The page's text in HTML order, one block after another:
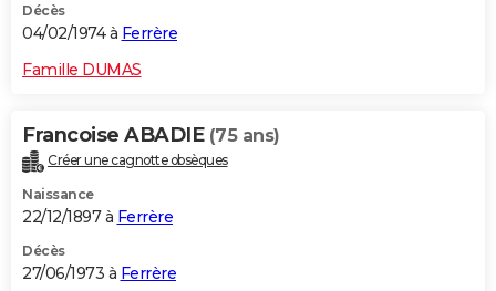
Décès
04/02/1974 à Ferrère
Famille DUMAS
Francoise ABADIE (75 ans)
Créer une cagnotte obsèques
Naissance
22/12/1897 à Ferrère
Décès
27/06/1973 à Ferrère